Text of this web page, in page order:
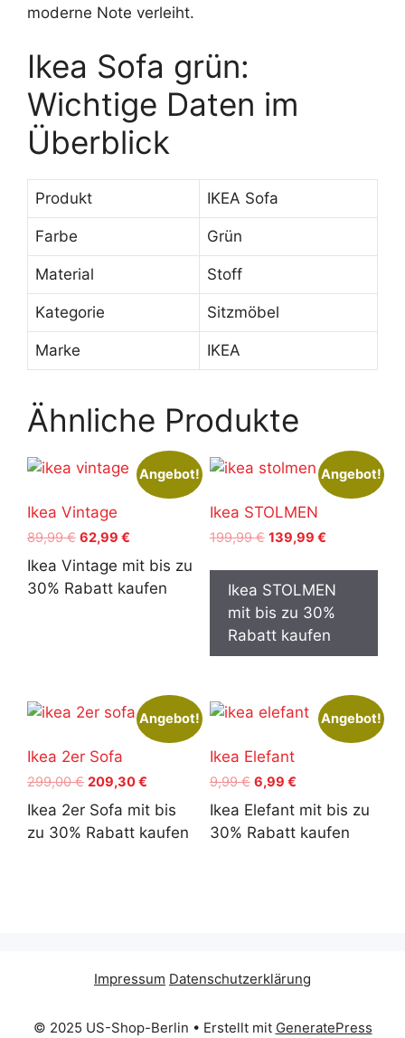
moderne Note verleiht.
Ikea Sofa grün:
Wichtige Daten im
Überblick
Produkt IKEA Sofa
Farbe Grün
Material Stoff
Kategorie Sitzmöbel
Marke IKEA
Ähnliche Produkte
Angebot!
Ikea Vintage
89,99€ Ursprünglicher
war:
89,99 €
62,99 €
Preis
ist:
62,99 €.
Ikea Vintage mit bis zu
30% Rabatt kaufen
Angebot!
Ikea STOLMEN
199,99€ Ursprünglicher
war:
199,99 €
139,99 €Aktueller
ist:
139,99 €.
Ikea STOLMEN
mit bis zu 30%
Rabatt kaufen
Angebot!
Ikea 2er Sofa
299,00€ Ursprünglicher
Preis
war:
299,00 €
209,30€
Preis
ist:
209,30 €.
Ikea 2er Sofa mit bis
zu 30% Rabatt kaufen
Angebot!
Ikea Elefant
9,99€ Ursprünglicher
Preis
war:
9,99 €
6,99 €Aktueller
Preis
ist:
6,99 €.
Ikea Elefant mit bis zu
30% Rabatt kaufen
Impressum Datenschutzerklärung
© 2025 US-Shop-Berlin • Erstellt mit GeneratePress